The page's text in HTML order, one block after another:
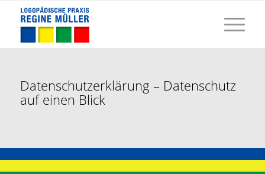
Datenschutzerklärung – Datenschutz
auf einen Blick